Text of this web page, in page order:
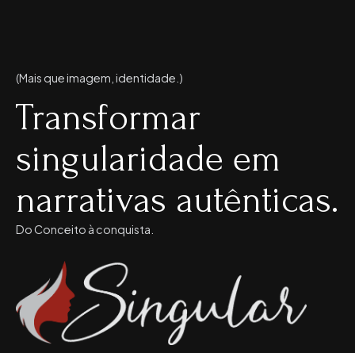
(Mais que imagem, identidade.)
Transformar
singularidade em
narrativas autênticas.
Do Conceito à conquista.